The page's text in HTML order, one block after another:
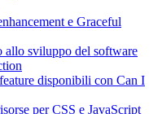
e Graceful
allo sviluppo del software
disponibili con Can I
per CSS e JavaScript